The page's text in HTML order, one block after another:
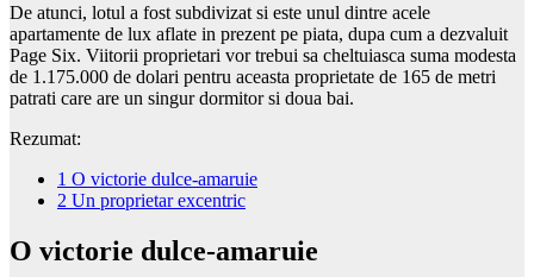
De atunci, lotul a fost subdivizat si este unul dintre acele
apartamente de lux aflate in prezent pe piata, dupa cum a dezvaluit
Page Six. Viitorii proprietari vor trebui sa cheltuiasca suma modesta
de 1.175.000 de dolari pentru aceasta proprietate de 165 de metri
patrati care are un singur dormitor si doua bai.
Rezumat:
1 O victorie dulce-amaruie
2 Un proprietar excentric
O victorie dulce-amaruie